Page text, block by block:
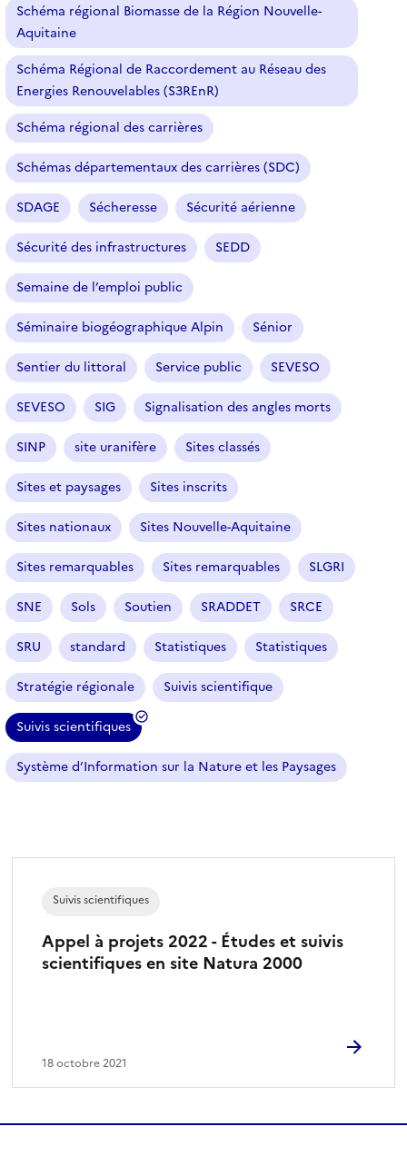
Schéma régional Biomasse de la Région Nouvelle-
Aquitaine
Schéma Régional de Raccordement au Réseau des
Energies Renouvelables (S3REnR)
Schéma régional des carrières
Schémas départementaux des carrières (SDC)
SDAGE Sécheresse Sécurité aérienne
Sécurité des infrastructures SEDD
Semaine de l’emploi public
Séminaire biogéographique Alpin Sénior
Sentier du littoral Service public SEVESO
SEVESO SIG Signalisation des angles morts
SINP site uranifère Sites classés
Sites et paysages Sites inscrits
Sites nationaux Sites Nouvelle-Aquitaine
Sites remarquables Sites remarquables SLGRI
SNE Sols Soutien SRADDET SRCE
SRU standard Statistiques Statistiques
Stratégie régionale Suivis scientifique
Suivis scientifiques
(
f
i
n
n
)
Système d’Information sur la Nature et les Paysages
Appel à projets 2022 - Études et suivis
scientifiques en site Natura 2000
Suivis scientifiques
18 octobre 2021